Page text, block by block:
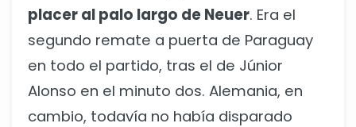
placer al palo largo de Neuer. Era el
segundo remate a puerta de Paraguay
en todo el partido, tras el de Júnior
Alonso en el minuto dos. Alemania, en
cambio, todavía no había disparado